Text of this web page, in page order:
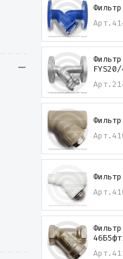
Арт.
Арт.
Арт.
Арт.
Арт.